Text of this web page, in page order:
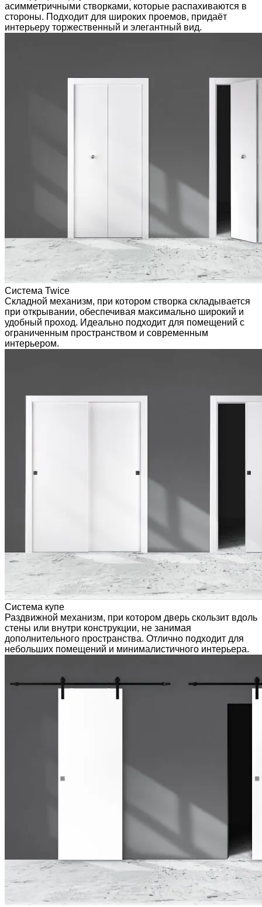
асимметричными створками, которые распахиваются в
стороны. Подходит для широких проемов, придаёт
интерьеру торжественный и элегантный вид.
Система Twice
Складной механизм, при котором створка складывается
при открывании, обеспечивая максимально широкий и
удобный проход. Идеально подходит для помещений с
ограниченным пространством и современным
интерьером.
Система купе
Раздвижной механизм, при котором дверь скользит вдоль
стены или внутри конструкции, не занимая
дополнительного пространства. Отлично подходит для
небольших помещений и минималистичного интерьера.